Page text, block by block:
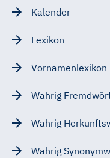
Kalender
Lexikon
Vornamenlexikon
Wahrig
Wahrig
Wahrig